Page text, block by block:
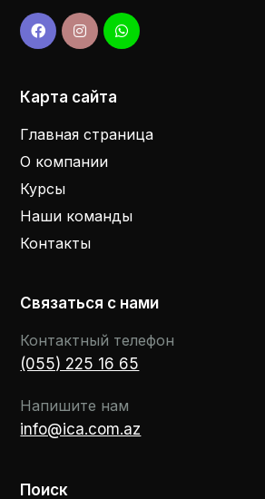
Карта сайта
Главная страница
О компании
Курсы
Наши команды
Контакты
Связаться с нами
Контактный телефон
(055) 225 16 65
Напишите нам
info@ica.com.az
Поиск